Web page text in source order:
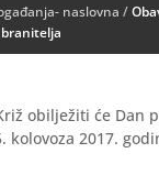
naslovna /
obilježiti će Dan
kolovoza 2017.